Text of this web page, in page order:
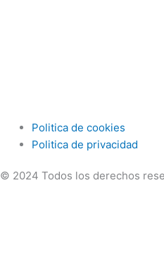
Politica de cookies
Politica de privacidad
© 2024 Todos los derechos